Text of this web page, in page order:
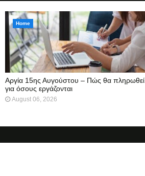
Home
Αργία 15ης Αυγούστου – Πώς θα πληρωθεί
για όσους εργάζονται
August 06, 2026